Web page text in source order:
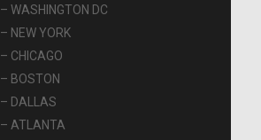
– WASHINGTON DC
– NEW YORK
– CHICAGO
– BOSTON
– DALLAS
– ATLANTA